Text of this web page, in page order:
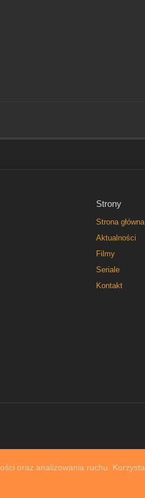
oraz analizowania ruchu.
Strony
Strona główna
Aktualności
Filmy
Seriale
Kontakt